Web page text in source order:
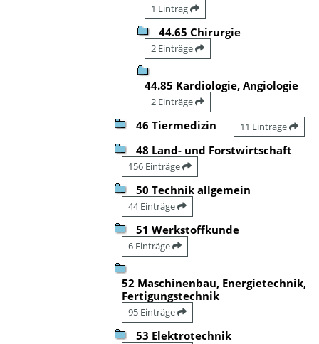
1 Eintrag
44.65 Chirurgie
2 Einträge
44.85 Kardiologie, Angiologie
2 Einträge
46 Tiermedizin 11 Einträge
48 Land- und Forstwirtschaft
156 Einträge
50 Technik allgemein
44 Einträge
51 Werkstoffkunde
6 Einträge
52 Maschinenbau, Energietechnik,
Fertigungstechnik
95 Einträge
53 Elektrotechnik